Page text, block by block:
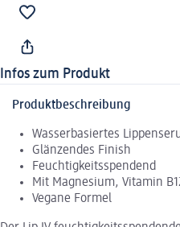
Infos zum Produkt
Produktbeschreibung
Wasserbasiertes
Glänzendes Finish
Feuchtigkeitsspendend
Mit Magnesium, Vitamin
Vegane Formel